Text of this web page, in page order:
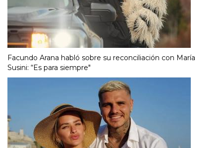
Facundo Arana habló sobre su reconciliación con María
Susini: “Es para siempre"